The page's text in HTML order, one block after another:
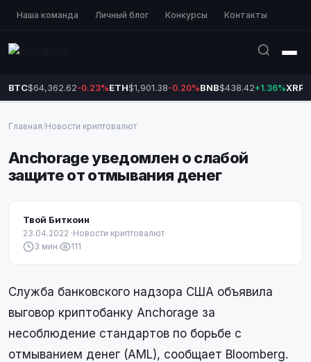
Наша команда Личный блог Конкурсы Контакты
BTC$64,362.62-0.23%ETH$1,901.38-0.20%BNB$438.42+1.36%XRP
Главная/Новости криптовалют
Anchorage уведомлен о слабой
защите от отмывания денег
Твой Биткоин
23.04.2022 ·Новости криптовалют
3 мин.
111
Служба банковского надзора США объявила
выговор криптобанку Anchorage за
несоблюдение стандартов по борьбе с
отмыванием денег (AML), сообщает Bloomberg.